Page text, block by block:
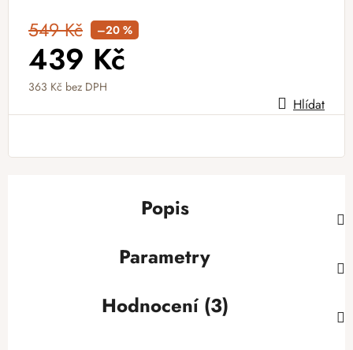
549 Kč –20 %
439 Kč
363 Kč bez DPH
Měrná cena: Hlídat
Popis
Parametry
Hodnocení (3)